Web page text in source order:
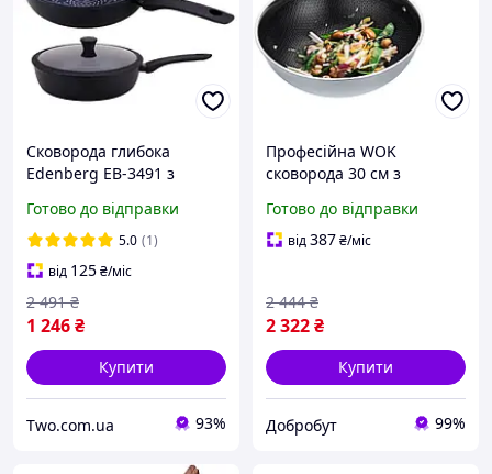
Сковорода глибока
Edenberg EB-3491 з
напиленням та
індукційним дном 2.4 л 24
см
Готово до відправки
5.0 (1)
від 125₴/міс
1 246₴
2 491 ₴
Купити
Two.com.ua 93%
Професійна WOK
сковорода 30 см з
Maestro MR-1224-30
Готово до відправки
від387₴/міс
2 322₴
2 444 ₴
Купити
Добробут 99%